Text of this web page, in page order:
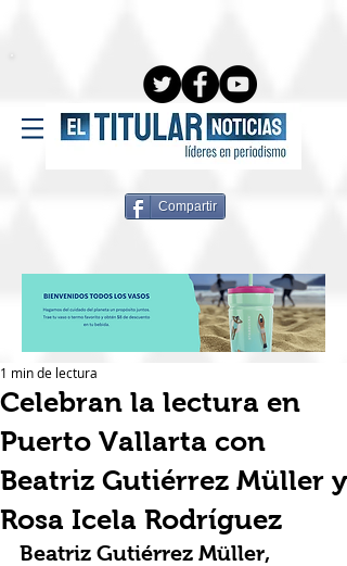
Compartir
Celebran la lectura en
Puerto Vallarta con
Beatriz Gutiérrez Müller y
Rosa Icela Rodríguez
1 min de lectura
Beatriz Gutiérrez Müller,